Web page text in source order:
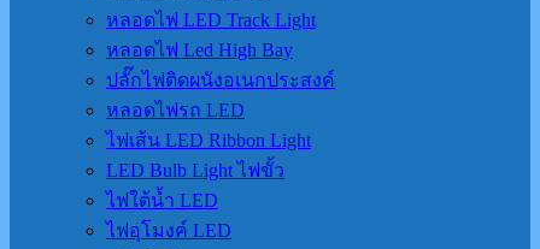
หลอดไฟ LED Track Light
หลอดไฟ Led High Bay
ปลั๊กไฟติดผนังอเนกประสงค์
หลอดไฟรถ LED
ไฟเส้น LED Ribbon Light
LED Bulb Light ไฟขั้ว
ไฟใต้น้ำ LED
ไฟอุโมงค์ LED